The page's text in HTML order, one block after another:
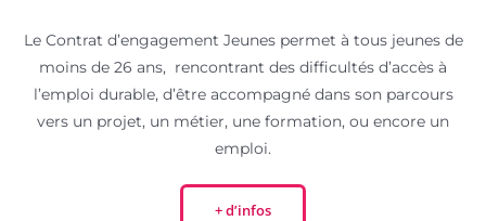
Le Contrat d’engagement Jeunes permet à tous jeunes de
moins de 26 ans, rencontrant des difficultés d’accès à
l’emploi durable, d’être accompagné dans son parcours
vers un projet, un métier, une formation, ou encore un
emploi.
+ d’infos